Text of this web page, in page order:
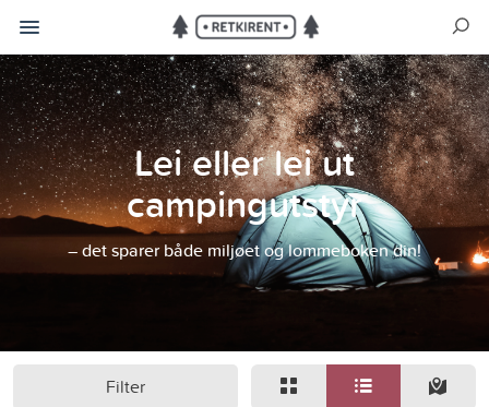
Lei eller lei ut
campingutstyr
– det sparer både miljøet og lommeboken din!
Filter